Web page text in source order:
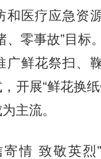
和医疗应急资
、零事故”目标
广鲜花祭扫、
开展“鲜花换
主流。
情 致敬英烈